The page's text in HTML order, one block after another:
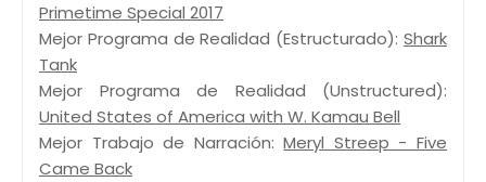
Primetime Special 2017
Mejor Programa de Realidad (Estructurado): Shark
Tank
Mejor Programa de Realidad (Unstructured):
United States of America with W. Kamau Bell
Mejor Trabajo de Narración:Meryl Streep - Five
Came Back